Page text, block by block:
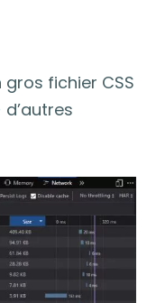
fichier CSS